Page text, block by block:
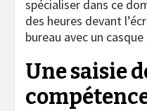
spécialiser dans ce
des heures devant
bureau avec un
Une saisie